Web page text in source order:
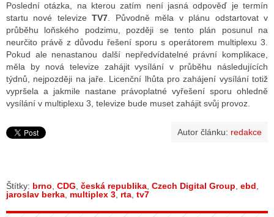
Poslední otázka, na kterou zatím není jasná odpověď je termín
startu nové televizeTV7. Původně měla v plánu odstartovat v
průběhu loňského podzimu, později se tento plán posunul na
neurčito právě z důvodu řešení sporu s operátorem multiplexu 3.
Pokud ale nenastanou další nepředvídatelné právní komplikace,
měla by nová televize zahájit vysílání v průběhu následujících
týdnů, nejpozději na jaře. Licenční lhůta pro zahájení vysílání totiž
vypršela a jakmile nastane právoplatné vyřešení sporu ohledně
vysílání v multiplexu 3, televize bude muset zahájit svůj provoz.
Autor článku: redakce
Štítky: brno, CDG, česká republika, Czech Digital Group, ebd,
jaroslav berka, multiplex 3, rta, tv7